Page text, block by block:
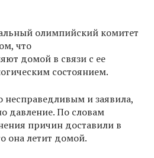
олимпийский комитет
что
домой в связи с ее
состоянием.
несправедливым и заявила,
давление. По словам
причин доставили в
она летит домой.